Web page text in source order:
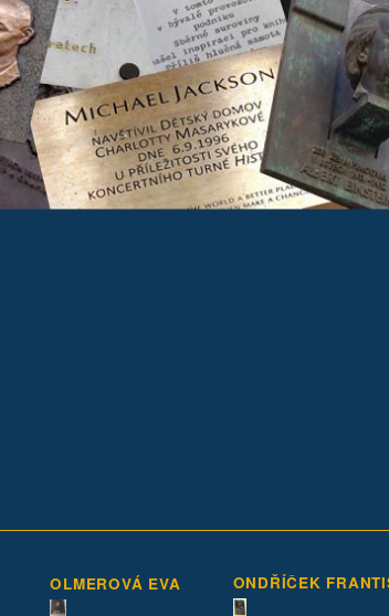
OLMEROVÁ EVA ONDŘÍČEK